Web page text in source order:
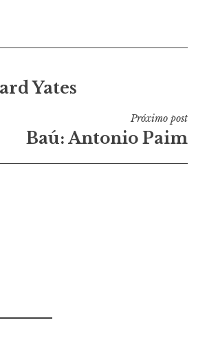
Yates
Próximo post
Baú: Antonio Paim